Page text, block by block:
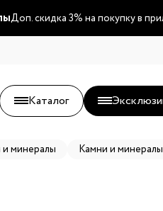
Доп. скидка 3% на покупку в
Каталог
минералы Камни и